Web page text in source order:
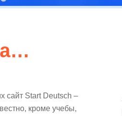
Start Deutsch –
кроме учебы,